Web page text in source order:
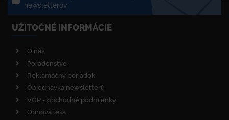
newsletterov
UŽITOČNÉ INFORMÁCIE
O nás
Poradenstvo
Reklamačný poriadok
Objednávka newsletterů
VOP - obchodné podmienky
Obnova lesa